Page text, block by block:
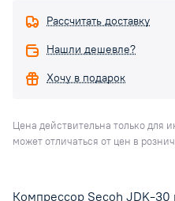
Рассчитать доставку
Нашли дешевле?
Хочу в подарок
Цена действительна только для
может отличаться от цен в
Компрессор Secoh JDK-30